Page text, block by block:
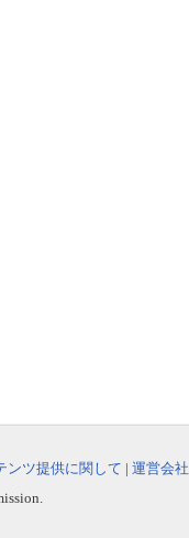
ンツ提供に関して | 運営会社